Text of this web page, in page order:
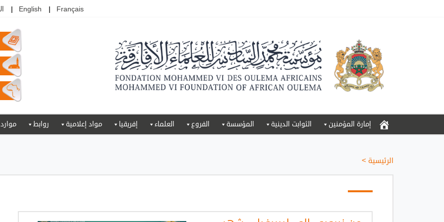
Français
English
إمارة المؤمنين الثوابت الدينية المؤسسة الفروع العلماء إفريقيا مواد إعلامية روابط موارد
الرئيسية >